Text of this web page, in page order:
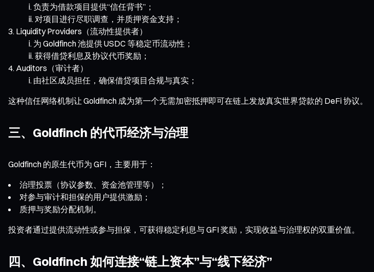
负责为借款项目提供“信任背书”；
对项目进行尽职调查，并质押资金支持；
Liquidity Providers（流动性提供者）
为 Goldfinch 池提供 USDC 等稳定币流动性；
获得借贷利息及协议代币奖励；
Auditors（审计者）
由社区成员担任，确保借贷项目合规与真实；
这种信任网络机制让 Goldfinch 成为第一个无需加密抵押即可在链上发放真实世界贷款的 DeFi 协议。
三、Goldfinch 的代币经济与治理
Goldfinch 的原生代币为 GFI，主要用于：
治理投票（协议参数、资金池管理等）；
对参与审计和担保的用户提供激励；
质押与奖励分配机制。
投资者通过提供流动性或参与担保，可获得稳定利息与 GFI 奖励，实现收益与治理权的双重价值。
四、Goldfinch 如何连接“链上资本”与“线下经济”